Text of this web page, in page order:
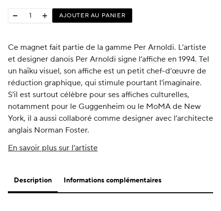
− + AJOUTER AU PANIER
Ce magnet fait partie de la gamme Per Arnoldi. L’artiste
et designer danois Per Arnoldi signe l’affiche en 1994. Tel
un haïku visuel, son affiche est un petit chef-d’œuvre de
réduction graphique, qui stimule pourtant l’imaginaire.
S’il est surtout célèbre pour ses affiches culturelles,
notamment pour le Guggenheim ou le MoMA de New
York, il a aussi collaboré comme designer avec l’architecte
anglais Norman Foster.
En savoir plus sur l’artiste
Description Informations complémentaires